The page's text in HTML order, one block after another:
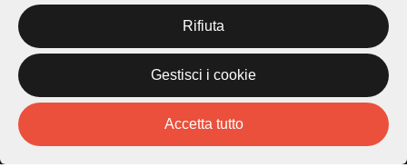
Mappa
Storie
Novità
Rifiuta
Gestisci i cookie
Accetta tutto